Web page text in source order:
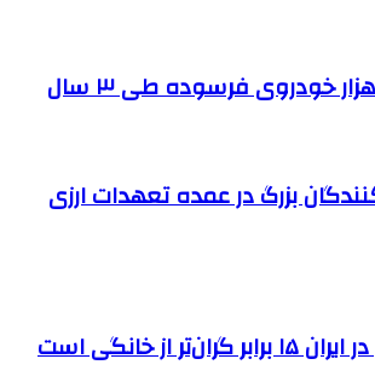
بزرگ در عمده تعهدات ارزی
از خانگی است